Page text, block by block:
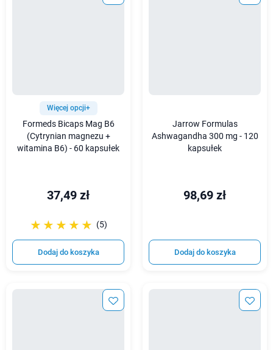
Więcej opcji+
Formeds Bicaps Mag B6
(Cytrynian magnezu +
witamina B6) - 60 kapsułek
37,49 zł
☆☆☆☆☆
★★★★★ (5)
Dodaj do koszyka
Jarrow Formulas
Ashwagandha 300 mg - 120
kapsułek
98,69 zł
Dodaj do koszyka